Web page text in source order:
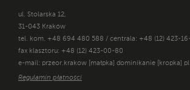
ul. Stolarska 12,
31-043 Kraków
tel. kom. +48 694 480 588 / centrala: +48 (12) 423-
fax klasztoru: +48 (12) 423-00-80
e-mail: przeor.krakow [małpka] dominikanie [kropka] pl
Regulamin płatności